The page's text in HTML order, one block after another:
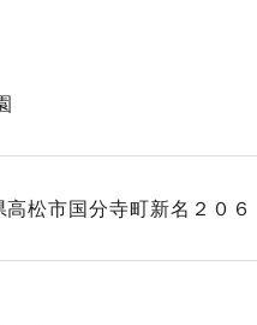
松市国分寺町新名２０